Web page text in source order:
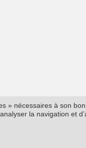
» nécessaires à son
la navigation et